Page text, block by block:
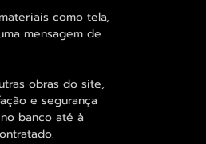
como tela,
mensagem de
obras do site,
e segurança
banco até à